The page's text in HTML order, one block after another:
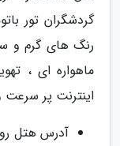
گردشگران تور
رنگ های گرم و
اینترنت پر